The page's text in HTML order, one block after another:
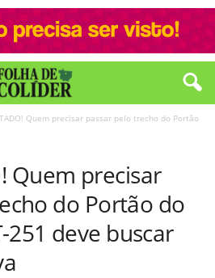
Quem precisar passar pelo trecho do Portão
Quem precisar
do Portão do
deve buscar